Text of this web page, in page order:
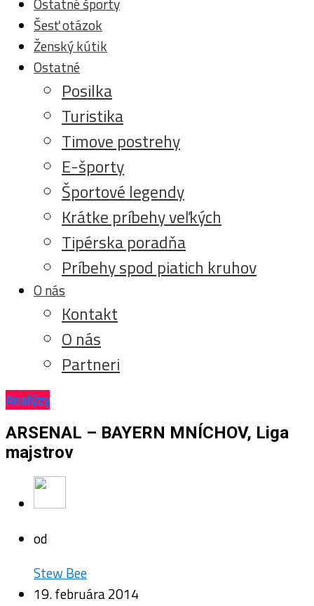
Šesť otázok
Ženský kútik
Ostatné
Posilka
Turistika
Timove postrehy
E-športy
Športové legendy
Krátke príbehy veľkých
Tipérska poradňa
Príbehy spod piatich kruhov
O nás
Kontakt
O nás
Partneri
Analýzy
ARSENAL – BAYERN MNÍCHOV, Liga
majstrov
od
Stew Bee
19. februára 2014